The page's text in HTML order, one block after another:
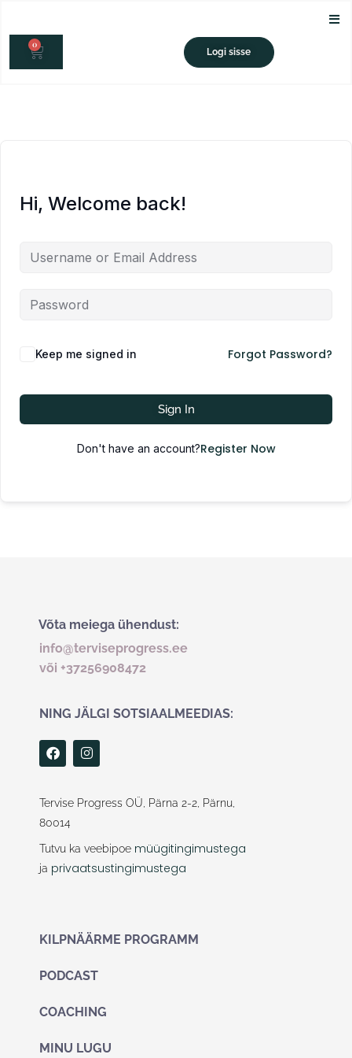
content
0
CART Logi sisse
Hi, Welcome back!
Keep me signed in Forgot Password?
Sign In
Don't have an account?Register Now
Võta meiega ühendust:
info@terviseprogress.ee
või +37256908472
NING JÄLGI SOTSIAALMEEDIAS:
F
a
c
b
o
o
I
n
s
a
g
m
Tervise Progress OÜ, Pärna 2-2, Pärnu,
80014
Tutvu ka veebipoe müügitingimustega
ja privaatsustingimustega
KILPNÄÄRME PROGRAMM
PODCAST
COACHING
MINU LUGU